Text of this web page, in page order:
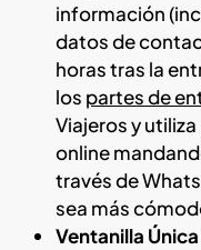
información
datos de
horas tras la
los partes de
Viajeros y
online
través de
sea más
Ventanilla